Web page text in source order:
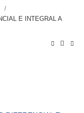
E INTEGRAL A